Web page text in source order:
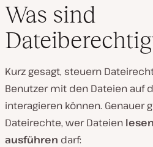
Was sind
Kurz gesagt, steuern
Benutzer mit den Dateien auf
interagieren können. Genauer
Dateirechte, wer Dateien lesen
ausführen darf: